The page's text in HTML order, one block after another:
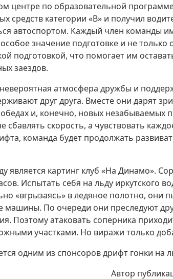
центре по образовательной
средств категории «B» и получил
автоспортом. Каждый член команды
значение подготовке и не только
подготовкой, что помогает им
заездов.
атмосфера дружбы и
друг друга. Вместе они дарят
и, конечно, новых незабываемых
скорость, а чувствовать
команда будет продолжать
является картинг клуб «На Динамо».
Испытать себя на льду иркутского
«вгрызаясь» в ледяное полотно, они
машины. По очереди они преследуют
Поэтому атаковать соперника
участками. Но виражи только
одним из спонсоров дрифт гонки на
Автор